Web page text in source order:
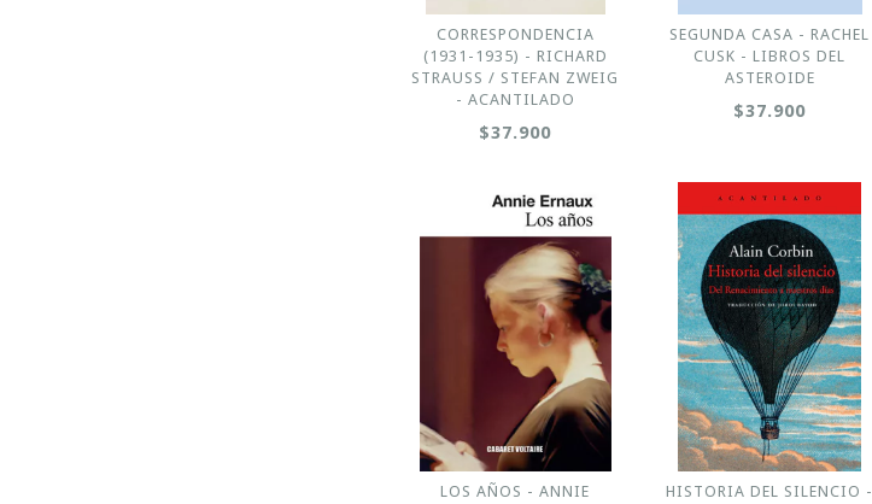
CORRESPONDENCIA
(1931-1935) - RICHARD
STRAUSS / STEFAN ZWEIG
- ACANTILADO
$37.900
SEGUNDA CASA - RACHEL
CUSK - LIBROS DEL
ASTEROIDE
$37.900
LOS AÑOS - ANNIE
HISTORIA DEL SILENCIO -